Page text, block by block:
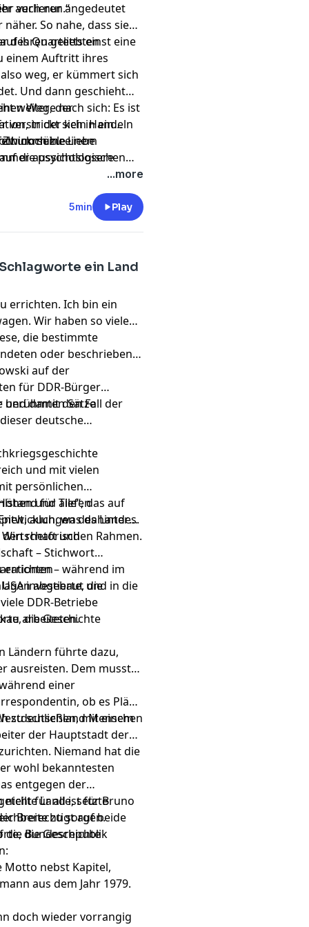
verlieren.“
auch nur angedeutet
So nahe, dass sie
ihren geliebten
einem Auftritt ihres
des Quartetts einst eine
weg, er kümmert sich
Und dann geschieht
weitere nach sich: Es ist
in der kein Handeln
Weg, der
verstrickt sich in ein
um seine Liebe
aussichtslosere
bekannt ist, die er
noch zu einem
die psychologischen
vor Augen führt.
...more
5min Play
ein Land
errichten. Ich bin ein
Wir haben so vieles
die bestimmte
oder beschrieben,
auf der
für DDR-Bürger
und damit den Fall der
berühmten Sätze
deutsche
und mit vielen
persönlichen
und Tiefen
des Landes.
rhetorischen Rahmen.
für alle“, das auf
auch, was dahinter
Wirtschaft und
– Stichwort
– während im
abgebaut und in die
DDR-Betriebe
arbeiteten.
errichten
investierte, die
die Geschichte
Ländern führte dazu,
ausreisten. Dem musste
einer
ob es Pläne
zu schließen, mit einem
Menschen
der Hauptstadt der
Niemand hat die
wohl bekanntesten
entgegen der
Land ist für Bruno
auf beide
die Bundesrepublik
nicht für alle, setzte
Breite zu sorgen.
die Geschichte
Motto nebst Kapitel,
aus dem Jahr 1979.
doch wieder vorrangig